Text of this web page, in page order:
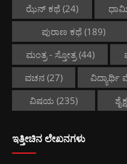
ಝೆನ್ ಕಥೆ(24)
ಪುರಾಣ ಕಥೆ (189)
ಮಂತ್ರ - ಸ್ತೋತ್ರ(44)
ವಚನ(27) ವಿದ್ಯಾರ್ಥಿ
ವಿಷಯ (235)
ಇತ್ತೀಚಿನ ಲೇಖನಗಳು